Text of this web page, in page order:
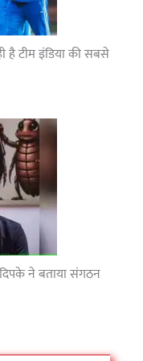
है टीम इंडिया की सबसे
ने बताया संगठन